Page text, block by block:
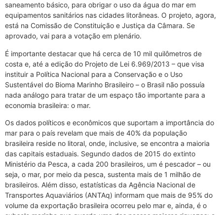
saneamento básico, para obrigar o uso da água do mar em
equipamentos sanitários nas cidades litorâneas. O projeto, agora,
está na Comissão de Constituição e Justiça da Câmara. Se
aprovado, vai para a votação em plenário.
É importante destacar que há cerca de 10 mil quilômetros de
costa e, até a edição do Projeto de Lei 6.969/2013 – que visa
instituir a Política Nacional para a Conservação e o Uso
Sustentável do Bioma Marinho Brasileiro – o Brasil não possuía
nada análogo para tratar de um espaço tão importante para a
economia brasileira: o mar.
Os dados políticos e econômicos que suportam a importância do
mar para o país revelam que mais de 40% da população
brasileira reside no litoral, onde, inclusive, se encontra a maioria
das capitais estaduais. Segundo dados de 2015 do extinto
Ministério da Pesca, a cada 200 brasileiros, um é pescador – ou
seja, o mar, por meio da pesca, sustenta mais de 1 milhão de
brasileiros. Além disso, estatísticas da Agência Nacional de
Transportes Aquaviários (ANTAq) informam que mais de 95% do
volume da exportação brasileira ocorreu pelo mar e, ainda, é o